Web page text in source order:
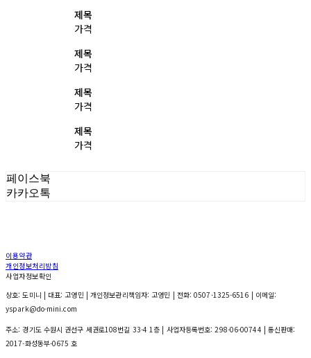
제목
가격
제목
가격
제목
가격
제목
가격
페이스북
카카오톡
이용약관
개인정보처리방침
사업자정보확인
상호: 도미니 | 대표: 고영민 | 개인정보관리책임자: 고영민 | 전화: 0507-1325-6516 | 이메일:
yspark@do-mini.com
주소: 경기도 수원시 권선구 세권로108번길 33-4 1층 | 사업자등록번호:298-06-00744 | 통신판매:
2017-화성동부-0675 호